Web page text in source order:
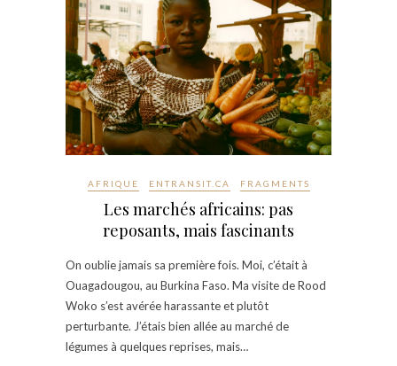
AFRIQUE ENTRANSIT.CA FRAGMENTS
Les marchés africains: pas
reposants, mais fascinants
On oublie jamais sa première fois. Moi, c’était à
Ouagadougou, au Burkina Faso. Ma visite de Rood
Woko s’est avérée harassante et plutôt
perturbante. J’étais bien allée au marché de
légumes à quelques reprises, mais…